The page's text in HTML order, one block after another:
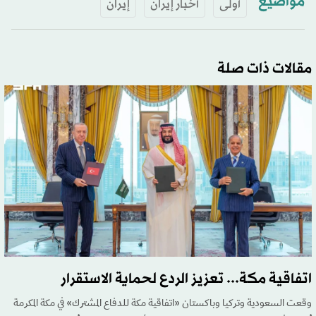
أولى أخبار إيران إيران
مقالات ذات صلة
اتفاقية مكة... تعزيز الردع لحماية الاستقرار
وقعت السعودية وتركيا وباكستان «اتفاقية مكة للدفاع المشترك» في مكة المكرمة